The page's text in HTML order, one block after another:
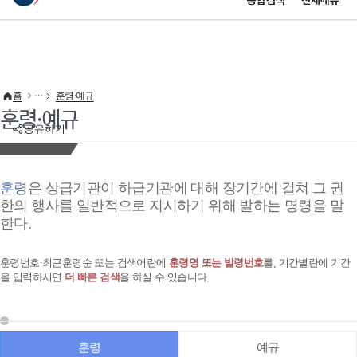
이 누리집은 대한민국 공식 전자정부 누리집입니다.
공유하기
홈 훈령·예규
훈령·예규
훈령은 상급기관이 하급기관에 대해 장기간에 걸쳐 그 권
한의 행사를 일반적으로 지시하기 위해 발하는 명령을 말
한다.
훈령번호·최근훈령순 또는 검색어란에 훈령명 또는 발령번호를, 기간별란에 기간
을 입력하시면 더 빠른 검색 을 하실 수 있습니다.
훈령 예규